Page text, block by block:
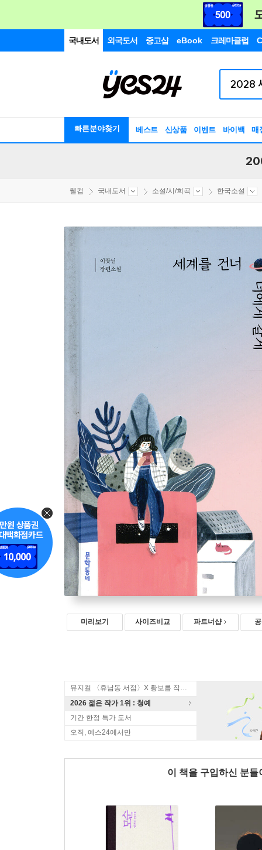
국내도서 외국도서 중고샵 eBook 크레마클럽
빠른분야찾기 베스트 신상품 이벤트 바이백 매
웰컴 국내도서 소설/시/희곡 한국소설
미리보기 사이즈비교 파트너샵
뮤지컬 〈휴남동 서점〉X 황보름 작가 북토크
2026 젊은 작가 1위 : 청예
기간 한정 특가 도서
오직, 예스24에서만
이 책을 구입하신 분